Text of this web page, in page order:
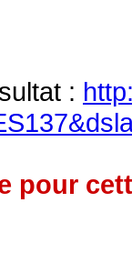
:
pour